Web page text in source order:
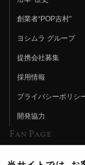
創業者“POP吉村”
ヨシムラ グループ
提携会社募集
採用情報
プライバシーポリシ
開発協力
Fan Page